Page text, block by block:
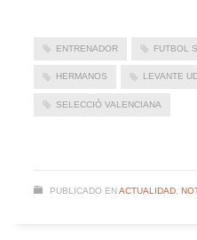
ENTRENADOR FUTBOL
HERMANOS LEVANTE
SELECCIÓ VALENCIANA
PUBLICADO EN ACTUALIDAD,